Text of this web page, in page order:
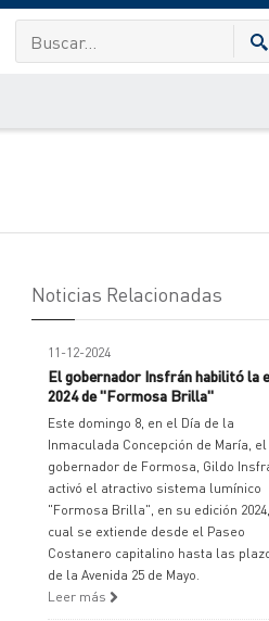
Noticias Relacionadas
11-12-2024
El gobernador Insfrán habilitó la
2024 de "Formosa Brilla"
Este domingo 8, en el Día de la
Inmaculada Concepción de María, el
gobernador de Formosa, Gildo
activó el atractivo sistema lumínico
"Formosa Brilla", en su edición
cual se extiende desde el Paseo
Costanero capitalino hasta las
de la Avenida 25 de Mayo.
Leer más